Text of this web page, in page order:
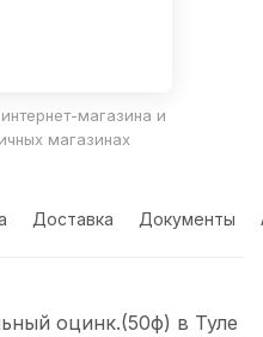
магазина и
магазинах
Доставка Документы
оцинк.(50ф) в Туле